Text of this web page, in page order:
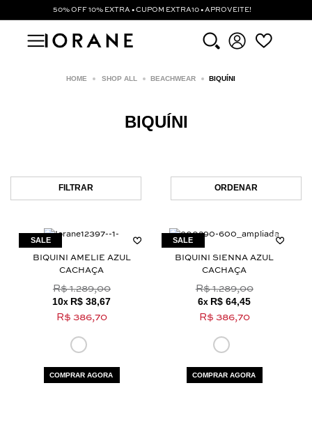
50% OFF 10% EXTRA • CUPOM EXTRA10 • APROVEITE!
SHOP ALL BEACHWEAR BIQUÍNI
BIQUÍNI
FILTRAR ORDENAR
BIQUINI AMELIE AZUL
CACHAÇA
R$ 1.289,00
10x R$ 38,67
R$ 386,70
COMPRAR AGORA
BIQUINI SIENNA AZUL
CACHAÇA
R$ 1.289,00
6x R$ 64,45
R$ 386,70
COMPRAR AGORA